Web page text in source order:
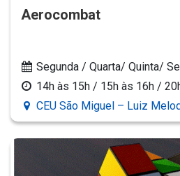
Aerocombat
Segunda / Quarta/ Quinta/
14h às 15h / 15h às 16h /
CEU São Miguel – Luiz